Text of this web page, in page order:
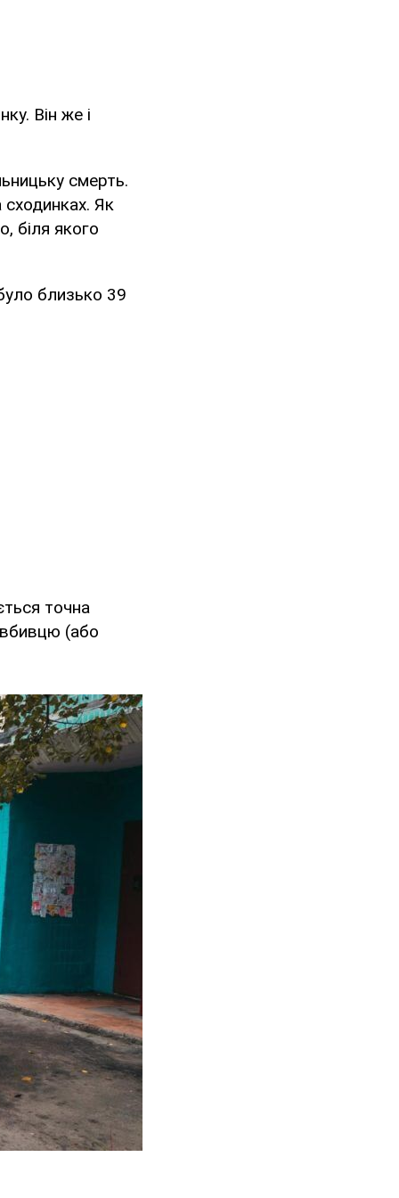
Він же і
смерть.
сходинках. Як
біля якого
близько 39
точна
вбивцю (або